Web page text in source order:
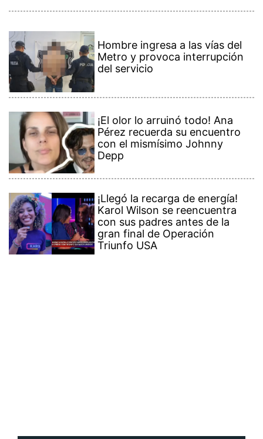
Hombre ingresa a las vías del
Metro y provoca interrupción
del servicio
¡El olor lo arruinó todo! Ana
Pérez recuerda su encuentro
con el mismísimo Johnny
Depp
¡Llegó la recarga de energía!
Karol Wilson se reencuentra
con sus padres antes de la
gran final de Operación
Triunfo USA